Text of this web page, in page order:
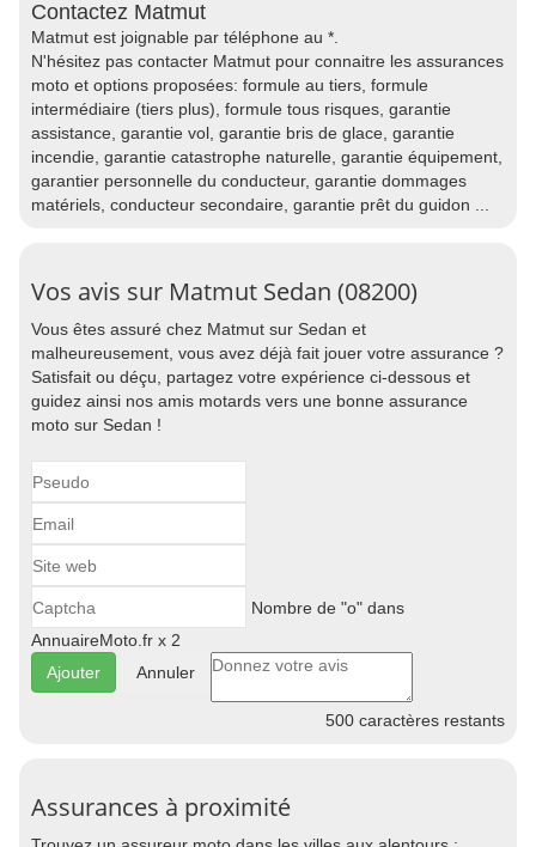
Contactez Matmut
Matmut est joignable par téléphone au *.
N'hésitez pas contacter Matmut pour connaitre les assurances
moto et options proposées: formule au tiers, formule
intermédiaire (tiers plus), formule tous risques, garantie
assistance, garantie vol, garantie bris de glace, garantie
incendie, garantie catastrophe naturelle, garantie équipement,
garantier personnelle du conducteur, garantie dommages
matériels, conducteur secondaire, garantie prêt du guidon ...
Vos avis sur Matmut Sedan (08200)
Vous êtes assuré chez Matmut sur Sedan et
malheureusement, vous avez déjà fait jouer votre assurance ?
Satisfait ou déçu, partagez votre expérience ci-dessous et
guidez ainsi nos amis motards vers une bonne assurance
moto sur Sedan !
Nombre de "o" dans
AnnuaireMoto.fr x 2
Annuler
500 caractères restants
Assurances à proximité